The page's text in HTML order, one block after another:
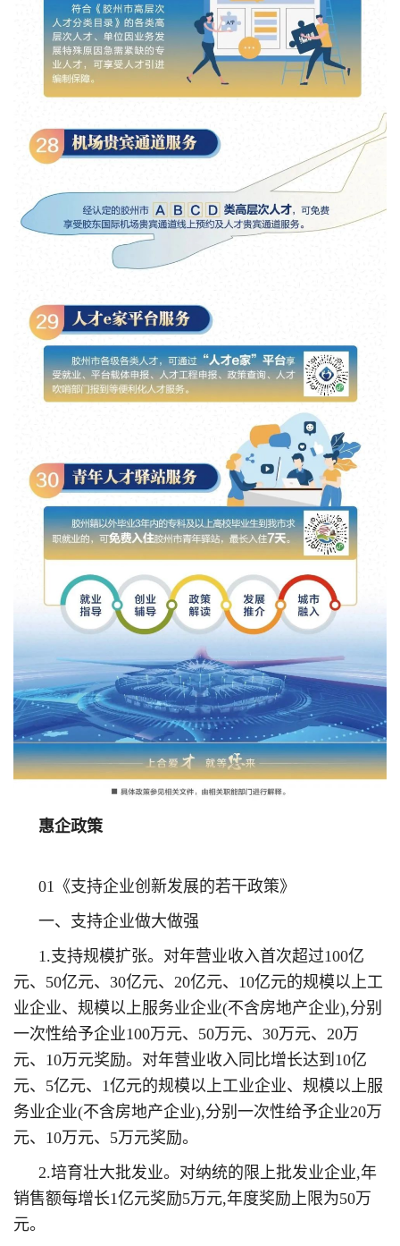
惠企政策
01《支持企业创新发展的若干政策》
一、支持企业做大做强
1.支持规模扩张。对年营业收入首次超过100亿
元、50亿元、30亿元、20亿元、10亿元的规模以上工
业企业、规模以上服务业企业(不含房地产企业),分别
一次性给予企业100万元、50万元、30万元、20万
元、10万元奖励。对年营业收入同比增长达到10亿
元、5亿元、1亿元的规模以上工业企业、规模以上服
务业企业(不含房地产企业),分别一次性给予企业20万
元、10万元、5万元奖励。
2.培育壮大批发业。对纳统的限上批发业企业,年
销售额每增长1亿元奖励5万元,年度奖励上限为50万
元。